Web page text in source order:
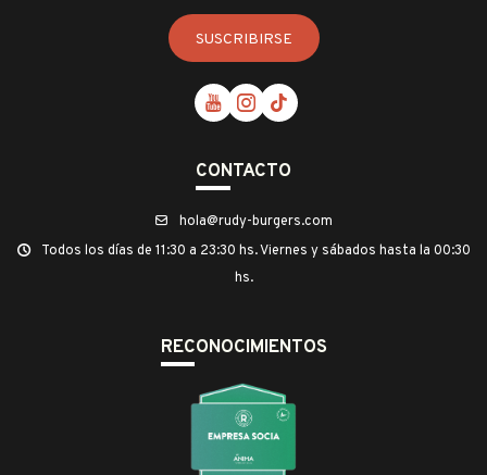
CONTACTO
hola@rudy-burgers.com
Todos los días de 11:30 a 23:30 hs. Viernes y sábados hasta la 00:30
hs.
RECONOCIMIENTOS
SUSCRIBIRSE
  